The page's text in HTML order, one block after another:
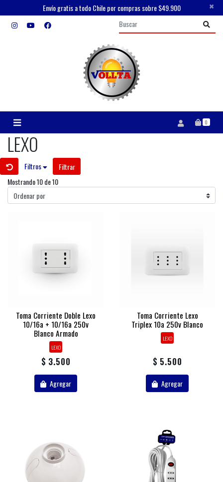
Envío gratis a todo Chile por compras sobre $49.900 ×
0
LEXO
Filtros
Filtrar
Mostrando 10 de 10
Toma Corriente Doble Lexo
10/16a + 10/16a 250v
Blanco Armado
LEXO
$ 3.500
Agregar
Toma Corriente Lexo
Triplex 10a 250v Blanco
LEXO
$ 5.500
Agregar